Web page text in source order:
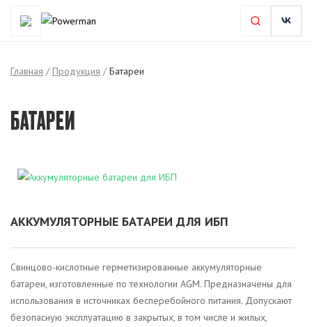
Главная / Продукция / Батареи
БАТАРЕИ
АККУМУЛЯТОРНЫЕ БАТАРЕИ ДЛЯ ИБП
Свинцово-кислотные герметизированные аккумуляторные
батареи, изготовленные по технологии AGM. Предназначены для
использования в источниках бесперебойного питания. Допускают
безопасную эксплуатацию в закрытых, в том числе и жилых,